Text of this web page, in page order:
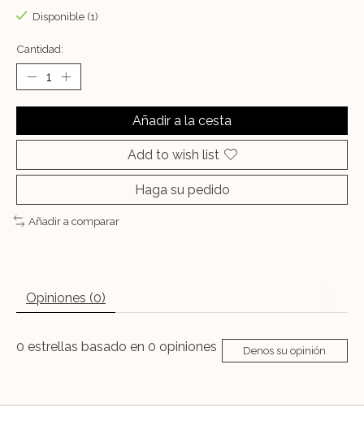
Disponible (1)
Cantidad:
Añadir a la cesta
Add to wish list
Haga su pedido
Añadir a comparar
Opiniones (0)
0 estrellas basado en 0 opiniones Denos su opinión